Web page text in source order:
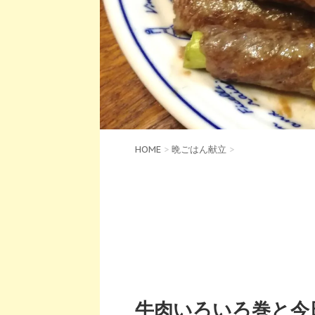
HOME > 晩ごはん献立 >
牛肉いろいろ巻と今